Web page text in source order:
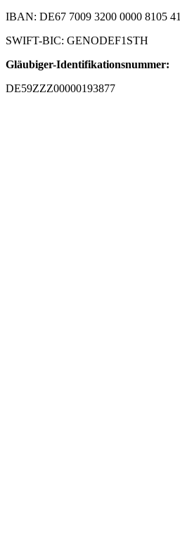
IBAN: DE67 7009 3200 0000 8105 41
SWIFT-BIC: GENODEF1STH
Gläubiger-Identifikationsnummer:
DE59ZZZ00000193877